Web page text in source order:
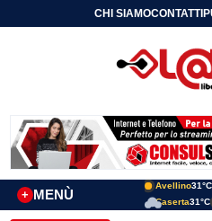
CHI SIAMOCONTATTI
MENÙ
+
Avellino31°C
Caserta31°C